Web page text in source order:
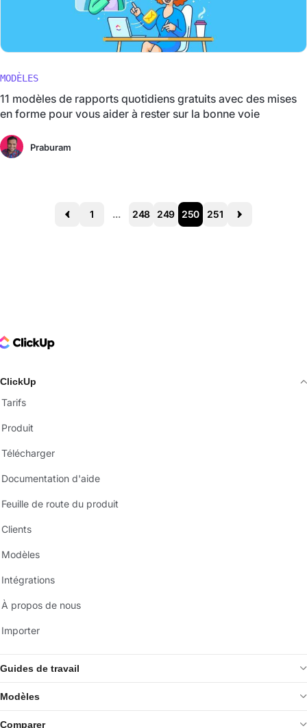
MODÈLES
11 modèles de rapports quotidiens gratuits avec des mises
en forme pour vous aider à rester sur la bonne voie
Praburam
Prev 1 ... 248 249 250 251 Next
Logo
ClickUp
Tarifs
Produit
Télécharger
Documentation d'aide
Feuille de route du produit
Clients
Modèles
Intégrations
À propos de nous
Importer
Guides de travail
Modèles
Comparer